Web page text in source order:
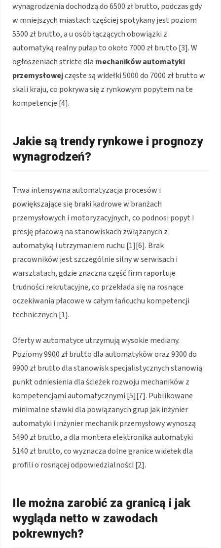
wynagrodzenia dochodzą do 6500 zł brutto, podczas gdy
w mniejszych miastach częściej spotykany jest poziom
5500 zł brutto, a u osób łączących obowiązki z
automatyką realny pułap to około 7000 zł brutto [3]. W
ogłoszeniach stricte dla mechaników automatyki
przemysłowejczęste są widełki 5000 do 7000 zł brutto w
skali kraju, co pokrywa się z rynkowym popytem na te
kompetencje [4].
Jakie są trendy rynkowe i prognozy
wynagrodzeń?
Trwa intensywna automatyzacja procesów i
powiększające się braki kadrowe w branżach
przemysłowych i motoryzacyjnych, co podnosi popyt i
presję płacową na stanowiskach związanych z
automatyką i utrzymaniem ruchu [1][6]. Brak
pracowników jest szczególnie silny w serwisach i
warsztatach, gdzie znaczna część firm raportuje
trudności rekrutacyjne, co przekłada się na rosnące
oczekiwania płacowe w całym łańcuchu kompetencji
technicznych [1].
Oferty w automatyce utrzymują wysokie mediany.
Poziomy 9900 zł brutto dla automatyków oraz 9300 do
9900 zł brutto dla stanowisk specjalistycznych stanowią
punkt odniesienia dla ścieżek rozwoju mechaników z
kompetencjami automatycznymi [5][7]. Publikowane
minimalne stawki dla powiązanych grup jak inżynier
automatyki i inżynier mechanik przemysłowy wynoszą
5490 zł brutto, a dla montera elektronika automatyki
5140 zł brutto, co wyznacza dolne granice widełek dla
profili o rosnącej odpowiedzialności [2].
Ile można zarobić za granicą i jak
wygląda netto w zawodach
pokrewnych?